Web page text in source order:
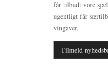
får tilbudt vore
ugentligt får
vingaver.
Tilmeld